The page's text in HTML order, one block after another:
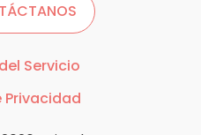
Servicio
Privacidad